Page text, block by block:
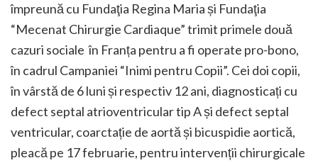
împreună cu Fundaţia Regina Maria și Fundaţia
“Mecenat Chirurgie Cardiaque” trimit primele două
cazuri sociale în Franța pentru a fi operate pro-bono,
în cadrul Campaniei “Inimi pentru Copii”. Cei doi copii,
în vârstă de 6 luni și respectiv 12 ani, diagnosticați cu
defect septal atrioventricular tip A și defect septal
ventricular, coarctație de aortă și bicuspidie aortică,
pleacă pe 17 februarie, pentru intervenții chirurgicale